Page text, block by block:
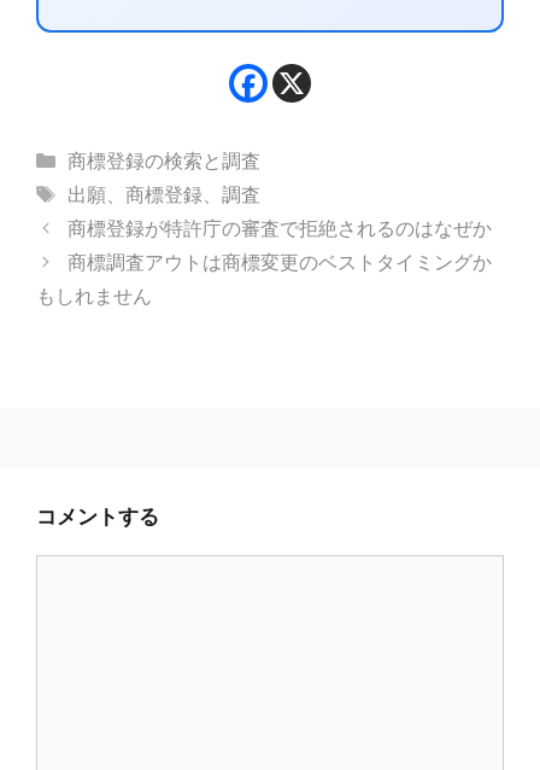
カ
テ
ゴ
リ
ー
商標登録の検索と調査
タ
グ
出願、 商標登録、 調査
商標登録が特許庁の審査で拒絶されるのはなぜか
商標調査アウトは商標変更のベストタイミングか
もしれません
コメントする